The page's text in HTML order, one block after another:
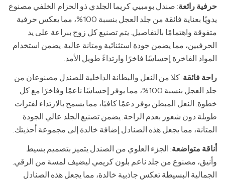
حرفية رائعة: صندل بومبيي كريما الجلدي ذو الحزام الخلفي مصنوع
يدويًا بعناية فائقة من جلد العجل بنسبة 100%، مما يعكس حرفية
متفوقة واهتمامًا بالتفاصيل. يتم تصنيع كل زوج ببراعة على يد
الحرفيين، مما يضمن جودة استثنائية ومتانة عالية. يضمن استخدام
المواد الفاخرة إحساسًا فاخرًا وارتداءً طويل الأمد.
راحة فائقة: كلا من النعل والبطانة الداخلية للصندل مصنوعان من
جلد العجل بنسبة 100%، مما يوفر إحساسًا ناعمًا وفاخرًا مع كل
خطوة. النعل المبطن يوفر دعمًا كافيًا، مما يسمح بالارتداء لفترات
طويلة دون شعور بعدم الراحة. يضمن تصنيع الجلد عالي الجودة
المتانة، مما يجعل هذه الصنادل إضافة خالدة إلى مجموعة أحذيتك.
أناقة متواضعة: الجزء العلوي من الصندل يتميز بتصميم بسيط
وأنيق، مصنوع من جلد ناعم بلون كريمي ليضيف لمسة من الرقي.
الجمالية البسيطة تعكس جاذبية خالدة، مما يجعل هذه الصنادل